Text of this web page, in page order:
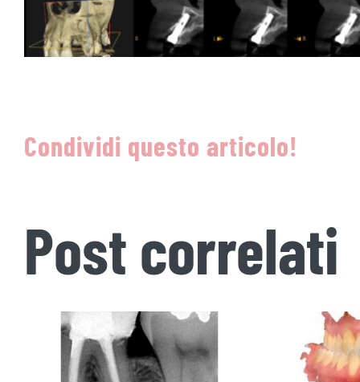
Condividi questo articolo!
Post correlati